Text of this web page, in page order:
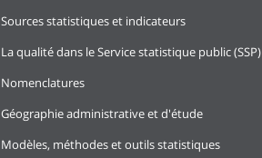
Sources statistiques et indicateurs
La qualité dans le Service statistique public (SSP)
Nomenclatures
Géographie administrative et d'étude
Modèles, méthodes et outils statistiques